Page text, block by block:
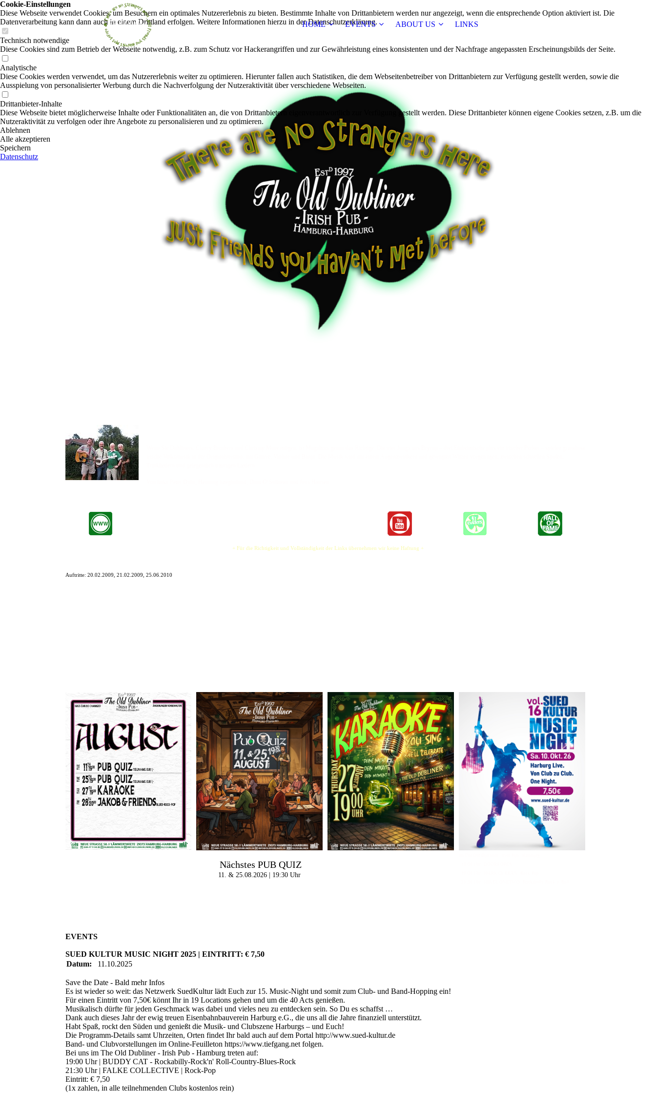
HOME EVENTS ABOUT US LINKS
+ Für die Richtigkeit und Vollständigkeit der Links übernehmen wir keine Haftung +
Auftritte:20.02.2009, 21.02.2009, 25.06.2010
Nächstes PUB QUIZ
11. & 25.08.2026 | 19:30 Uhr
EVENTS
SUED KULTUR MUSIC NIGHT 2025 | EINTRITT: € 7,50
Datum:
11.10.2025
Save the Date - Bald mehr Infos
Es ist wieder so weit: das Netzwerk SuedKultur lädt Euch zur 15. Music-Night und somit zum Club- und Band-Hopping ein!
Für einen Eintritt von 7,50€ könnt Ihr in 19 Locations gehen und um die 40 Acts genießen.
Musikalisch dürfte für jeden Geschmack was dabei und vieles neu zu entdecken sein. So Du es schaffst …
Dank auch dieses Jahr der ewig treuen Eisenbahnbauverein Harburg e.G., die uns all die Jahre finanziell unterstützt.
Habt Spaß, rockt den Süden und genießt die Musik- und Clubszene Harburgs – und Euch!
Die Programm-Details samt Uhrzeiten, Orten findet Ihr bald auch auf dem Portal http://www.sued-kultur.de
Band- und Clubvorstellungen im Online-Feuilleton https://www.tiefgang.net folgen.
Bei uns im The Old Dubliner - Irish Pub - Hamburg treten auf:
19:00 Uhr | BUDDY CAT - Rockabilly-Rock'n' Roll-Country-Blues-Rock
21:30 Uhr | FALKE COLLECTIVE | Rock-Pop
Eintritt: € 7,50
(1x zahlen, in alle teilnehmenden Clubs kostenlos rein)
Cookie-Einstellungen
Diese Webseite verwendet Cookies, um Besuchern ein optimales Nutzererlebnis zu bieten. Bestimmte Inhalte von Drittanbietern werden nur angezeigt, wenn die entsprechende Option aktiviert ist. Die
Datenverarbeitung kann dann auch in einem Drittland erfolgen. Weitere Informationen hierzu in der Datenschutzerklärung.
Technisch notwendige
Diese Cookies sind zum Betrieb der Webseite notwendig, z.B. zum Schutz vor Hackerangriffen und zur Gewährleistung eines konsistenten und der Nachfrage angepassten Erscheinungsbilds der Seite.
Analytische
Diese Cookies werden verwendet, um das Nutzererlebnis weiter zu optimieren. Hierunter fallen auch Statistiken, die dem Webseitenbetreiber von Drittanbietern zur Verfügung gestellt werden, sowie die
Ausspielung von personalisierter Werbung durch die Nachverfolgung der Nutzeraktivität über verschiedene Webseiten.
Drittanbieter-Inhalte
Diese Webseite bietet möglicherweise Inhalte oder Funktionalitäten an, die von Drittanbietern eigenverantwortlich zur Verfügung gestellt werden. Diese Drittanbieter können eigene Cookies setzen, z.B. um die
Nutzeraktivität zu verfolgen oder ihre Angebote zu personalisieren und zu optimieren.
Ablehnen
Alle akzeptieren
Speichern
Datenschutz